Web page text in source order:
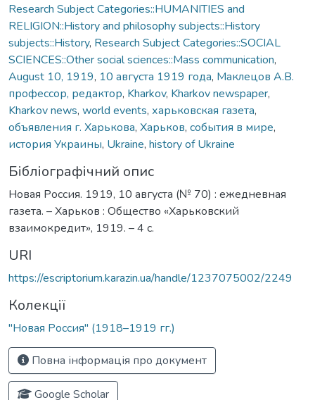
Research Subject Categories::HUMANITIES and
RELIGION::History and philosophy subjects::History
subjects::History, Research Subject Categories::SOCIAL
SCIENCES::Other social sciences::Mass communication,
August 10, 1919, 10 августа 1919 года, Маклецов А.В.
профессор, редактор, Kharkov, Kharkov newspaper,
Kharkov news, world events, харьковская газета,
объявления г. Харькова, Харьков, события в мире,
история Украины, Ukraine, history of Ukraine
Бібліографічний опис
Новая Россия. 1919, 10 августа (№ 70) : ежедневная
газета. – Харьков : Общество «Харьковский
взаимокредит», 1919. – 4 с.
URI
https://escriptorium.karazin.ua/handle/1237075002/2249
Колекції
"Новая Россия" (1918–1919 гг.)
Повна інформація про документ
Google Scholar